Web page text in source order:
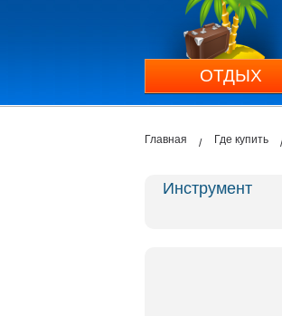
ОТДЫХ
Главная Где купить
Инструмент